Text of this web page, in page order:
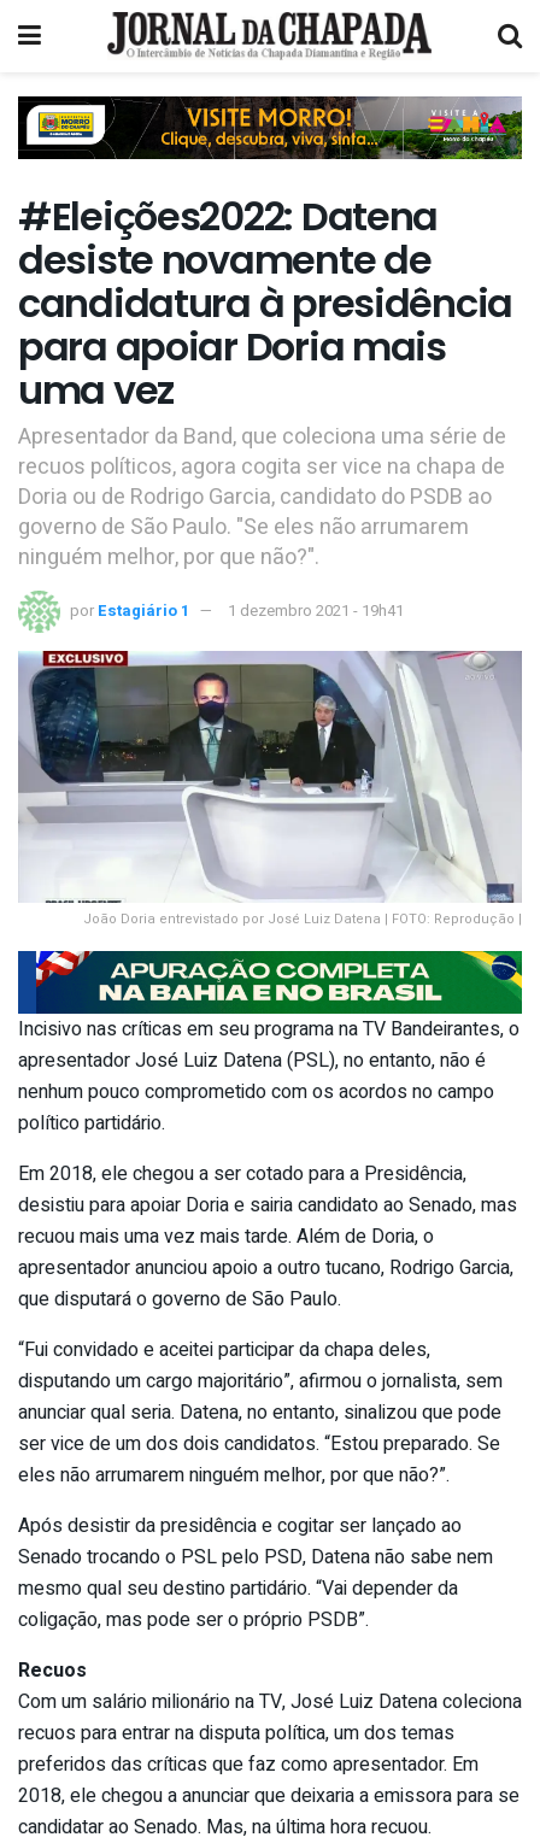
#Eleições2022: Datena
desiste novamente de
candidatura à presidência
para apoiar Doria mais
uma vez
Apresentador da Band, que coleciona uma série de
recuos políticos, agora cogita ser vice na chapa de
Doria ou de Rodrigo Garcia, candidato do PSDB ao
governo de São Paulo. "Se eles não arrumarem
ninguém melhor, por que não?".
por Estagiário 1 1 dezembro 2021 - 19h41
João Doria entrevistado por José Luiz Datena | FOTO: Reprodução |
Incisivo nas críticas em seu programa na TV Bandeirantes, o
apresentador José Luiz Datena (PSL), no entanto, não é
nenhum pouco comprometido com os acordos no campo
político partidário.
Em 2018, ele chegou a ser cotado para a Presidência,
desistiu para apoiar Doria e sairia candidato ao Senado, mas
recuou mais uma vez mais tarde. Além de Doria, o
apresentador anunciou apoio a outro tucano, Rodrigo Garcia,
que disputará o governo de São Paulo.
“Fui convidado e aceitei participar da chapa deles,
disputando um cargo majoritário”, afirmou o jornalista, sem
anunciar qual seria. Datena, no entanto, sinalizou que pode
ser vice de um dos dois candidatos. “Estou preparado. Se
eles não arrumarem ninguém melhor, por que não?”.
Após desistir da presidência e cogitar ser lançado ao
Senado trocando o PSL pelo PSD, Datena não sabe nem
mesmo qual seu destino partidário. “Vai depender da
coligação, mas pode ser o próprio PSDB”.
Recuos
Com um salário milionário na TV, José Luiz Datena coleciona
recuos para entrar na disputa política, um dos temas
preferidos das críticas que faz como apresentador. Em
2018, ele chegou a anunciar que deixaria a emissora para se
candidatar ao Senado. Mas, na última hora recuou.